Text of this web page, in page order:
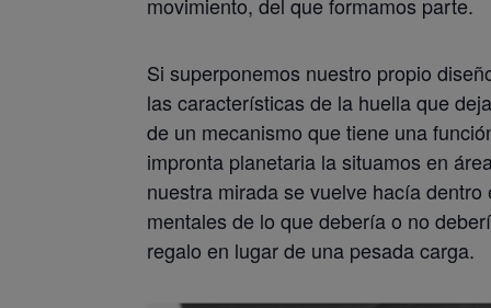
movimiento, del que formamos parte.
Si superponemos nuestro propio
las características de la huella que
de un mecanismo que tiene una
impronta planetaria la situamos en
nuestra mirada se vuelve hacía
mentales de lo que debería o no
regalo en lugar de una pesada carga.